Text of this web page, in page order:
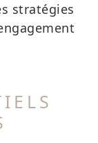
stratégies